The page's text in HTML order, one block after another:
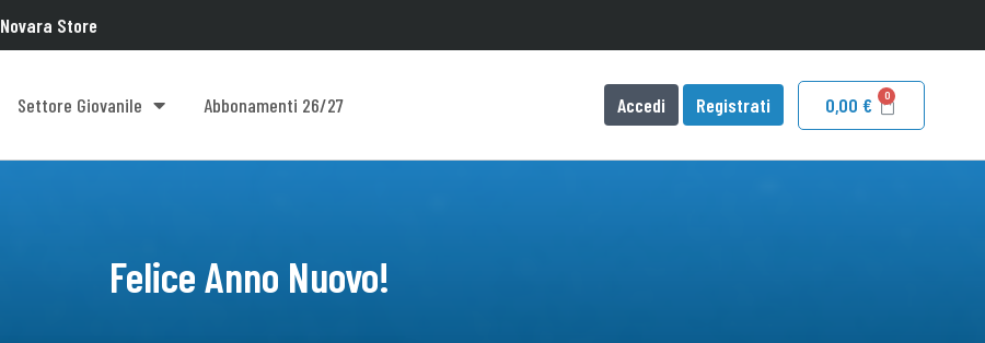
Novara Store
Settore Giovanile Abbonamenti 26/27 Accedi Registrati 0,00€
Felice Anno Nuovo!